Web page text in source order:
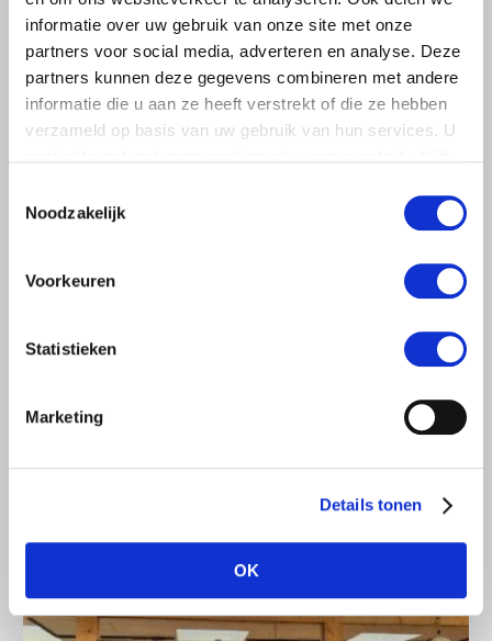
informatie over uw gebruik van onze site met onze
partners voor social media, adverteren en analyse. Deze
partners kunnen deze gegevens combineren met andere
informatie die u aan ze heeft verstrekt of die ze hebben
verzameld op basis van uw gebruik van hun services. U
Noodzakelijk
Voorkeuren
Statistieken
Marketing
Details tonen
OK
LTO LOBBY
Kamerlid Goudzwaard (JA21)
Súdwest-Fryslân
Ronald Oenema op het melkveebedrijf van Jolmer de